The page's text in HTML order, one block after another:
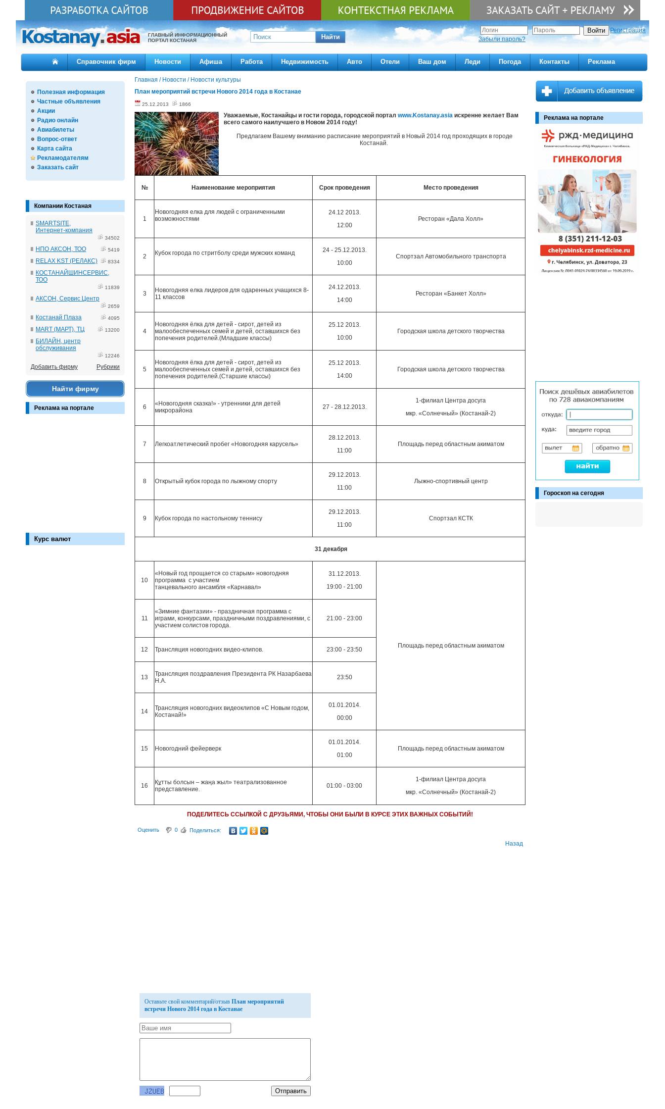
ГЛАВНЫЙ ИНФОРМАЦИОННЫЙ
ПОРТАЛ КОСТАНАЯ
Найти
Регистрация
Забыли пароль?
Справочник фирм Новости Афиша Работа Недвижимость Авто Отели Ваш дом Леди Погода Контакты Реклама
Полезная информация
Частные объявления
Акции
Радио онлайн
Авиабилеты
Вопрос-ответ
Карта сайта
Рекламодателям
Заказать сайт
Компании Костаная
SMARTSITE,
Интернет-компания
34502
НПО АКСОН, ТОО 5419
RELAX KST (РЕЛАКС) 8334
КОСТАНАЙШИНСЕРВИС,
ТОО
11839
АКСОН, Сервис Центр
2659
Костанай Плаза 4095
MART (МАРТ), ТЦ 13200
БИЛАЙН, центр
обслуживания
12246
Добавить фирму Рубрики
Найти фирму
Реклама на портале
Курс валют
Главная / Новости / Новости культуры
План мероприятий встречи Нового 2014 года в Костанае
25.12.2013 1866
Уважаемые, Костанайцы и гости города, городской портал www.Kostanay.asia искренне желает Вам
всего самого наилучшего в Новом 2014 году!
Предлагаем Вашему вниманию расписание мероприятий в Новый 2014 год проходящих в городе
Костанай.
№ Наименование мероприятия Срок проведения Место проведения
1
Новогодняя елка для людей с ограниченными
возможностями
24.12 2013.
12:00
Ресторан «Дала Холл»
2 Кубок города по стритболу среди мужских команд
24 - 25.12.2013.
10:00
Спортзал Автомобильного транспорта
3
Новогодняя елка лидеров для одаренных учащихся 8-
11 классов
24.12.2013.
14:00
Ресторан «Банкет Холл»
4
Новогодняя ёлка для детей - сирот, детей из
малообеспеченных семей и детей, оставшихся без
попечения родителей.(Младшие классы)
25.12 2013.
10:00
Городская школа детского творчества
5
Новогодняя ёлка для детей - сирот, детей из
малообеспеченных семей и детей, оставшихся без
попечения родителей.(Старшие классы)
25.12 2013.
14:00
Городская школа детского творчества
6
«Новогодняя сказка!» - утренники для детей
микрорайона
27 - 28.12.2013.
1-филиал Центра досуга
мкр. «Солнечный» (Костанай-2)
7 Легкоатлетический пробег «Новогодняя карусель»
28.12.2013.
11:00
Площадь перед областным акиматом
8 Открытый кубок города по лыжному спорту
29.12.2013.
11:00
Лыжно-спортивный центр
9 Кубок города по настольному теннису
29.12.2013.
11:00
Спортзал КСТК
31 декабря
10
«Новый год прощается со старым» новогодняя
программа с участием
танцевального ансамбля «Карнавал»
31.12.2013.
19:00 - 21:00
Площадь перед областным акиматом
11
«Зимние фантазии» - праздничная программа с
играми, конкурсами, праздничными поздравлениями, с
участием солистов города.
21:00 - 23:00
12 Трансляция новогодних видео-клипов. 23:00 - 23:50
13
Трансляция поздравления Президента РК Назарбаева
Н.А.
23:50
14
Трансляция новогодних видеоклипов «С Новым годом,
Костанай!»
01.01.2014.
00:00
15 Новогодний фейерверк
01.01.2014.
01:00
Площадь перед областным акиматом
16
Құтты болсын – жаңа жыл» театрализованное
представление.
01:00 - 03:00
1-филиал Центра досуга
мкр. «Солнечный» (Костанай-2)
ПОДЕЛИТЕСЬ ССЫЛКОЙ С ДРУЗЬЯМИ, ЧТОБЫ ОНИ БЫЛИ В КУРСЕ ЭТИХ ВАЖНЫХ СОБЫТИЙ!
Оценить 0 Поделиться:
Назад
Оставьте свой комментарий/отзыв План мероприятий
встречи Нового 2014 года в Костанае
Реклама на портале
Гороскоп на сегодня